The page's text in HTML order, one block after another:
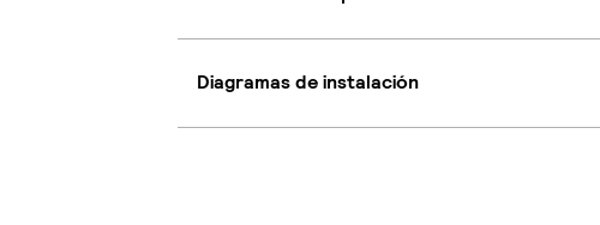
Diagramas de instalación